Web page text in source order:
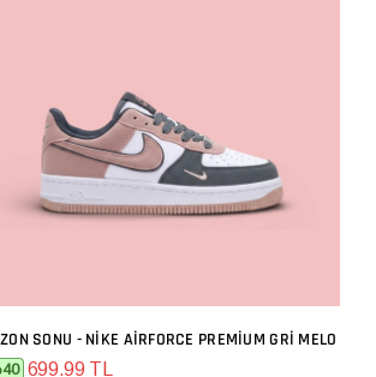
SEPETE EKLE
SONU - NIKE AIRFORCE PREMIUM GRI MELO
699.99 TL